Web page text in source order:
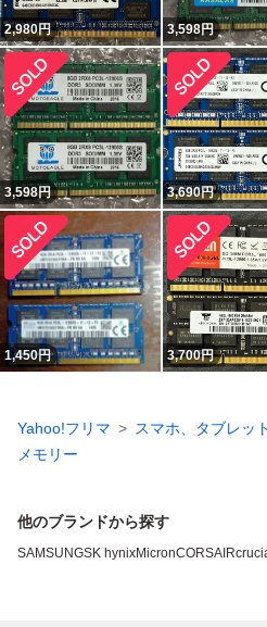
2,980円 3,598円
3,598円 3,690円
1,450円 3,700円
Yahoo!フリマ スマホ、タブレッ
メモリー
他のブランドから探す
SAMSUNGSK hynixMicronCORSAIR